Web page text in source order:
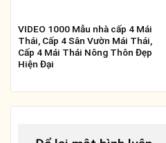
VIDEO 1000 Mẫu nhà cấp 4 Mái
Thái, Cấp 4 Sân Vườn Mái Thái,
Cấp 4 Mái Thái Nông Thôn Đẹp
Hiện Đại